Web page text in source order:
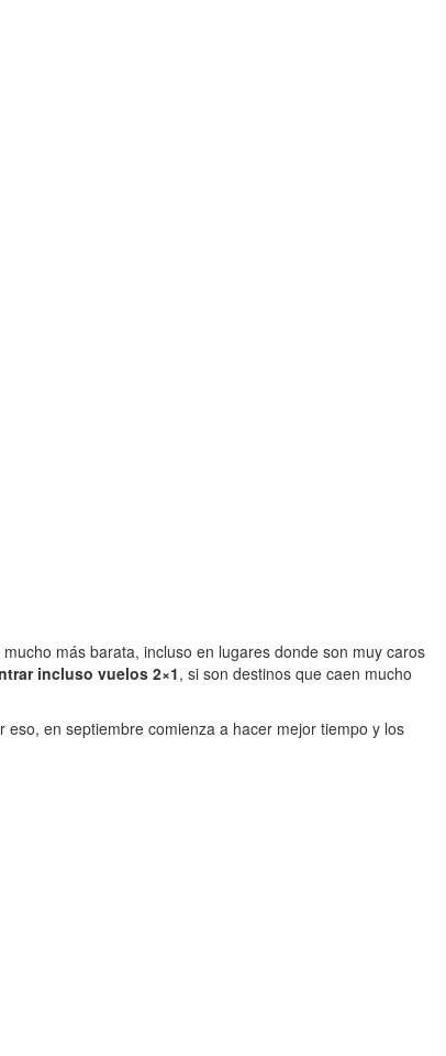
más barata, incluso en lugares donde son muy caros
incluso vuelos 2×1, si son destinos que caen mucho
en septiembre comienza a hacer mejor tiempo y los